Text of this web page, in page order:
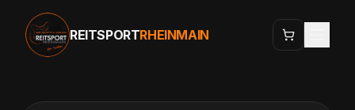
REITSPORTRHEINMAIN